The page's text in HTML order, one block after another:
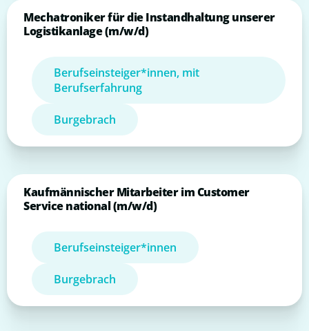
Mechatroniker für die Instandhaltung unserer
Logistikanlage (m/w/d)
Berufseinsteiger*innen, mit
Berufserfahrung
Burgebrach
Kaufmännischer Mitarbeiter im Customer
Service national (m/w/d)
Berufseinsteiger*innen
Burgebrach